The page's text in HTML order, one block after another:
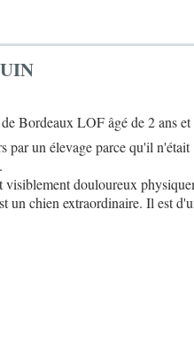
Bordeaux LOF âgé de 2 ans
par un élevage parce qu'il
visiblement douloureux
un chien extraordinaire. Il est